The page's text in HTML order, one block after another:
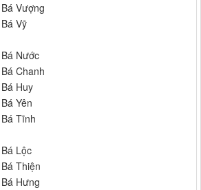
Vượng
Vỹ
Nước
Chanh
Huy
Yên
Tĩnh
Lộc
Thiện
Hưng